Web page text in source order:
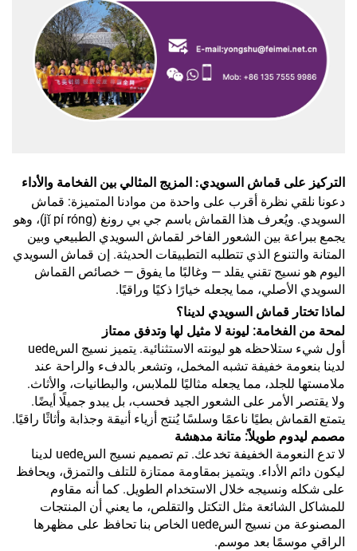
التركيز على قماش السويدي: المزيج المثالي بين الفخامة والأداء
دعونا نلقي نظرة أقرب على واحدة من موادنا المتميزة: قماش
السويدي. ويُعرف هذا القماش باسم جي بي رونغ (jǐ pí róng)، وهو
يجمع ببراعة بين الشعور الفاخر لقماش السويدي الطبيعي وبين
المتانة والتنوع الذي تتطلبه التطبيقات الحديثة. إن قماش السويدي
اليوم هو نسيج تقني يقلد — وغالبًا ما يفوق — خصائص القماش
السويدي الأصلي، مما يجعله خيارًا ذكيًا وراقيًا.
لماذا تختار قماش السويدي لدينا؟
لمحة من الفخامة: ليونة لا مثيل لها وتدفق ممتاز
أول شيء ستلاحظه هو ليونته الاستثنائية. يتميز نسيج السuede
لدينا بنعومة خفيفة تشبه المخمل، وتشعر بالدفء والراحة عند
ملامستها للجلد، مما يجعله مثاليًا للملابس، والبطانيات، والأثاث.
ولا يقتصر الأمر على الشعور الجيد فحسب، بل يبدو جميلًا أيضًا.
يتمتع القماش بطيًا ناعمًا وسلسًا يُنتج أزياء أنيقة وجذابة وأثاثًا راقيًا.
مصمم ليدوم طويلاً: متانة مدهشة
لا تدع النعومة الخفيفة تخدعك. تم تصميم نسيج السuede لدينا
ليكون دائم الأداء. ويتميز بمقاومة ممتازة للتلف والتمزق، ويحافظ
على شكله ونسيجه خلال الاستخدام الطويل. كما أنه مقاوم
للمشاكل الشائعة مثل التكتل والتقلص، ما يعني أن المنتجات
المصنوعة من نسيج السuede الخاص بنا تحافظ على مظهرها
الراقي موسمًا بعد موسم.